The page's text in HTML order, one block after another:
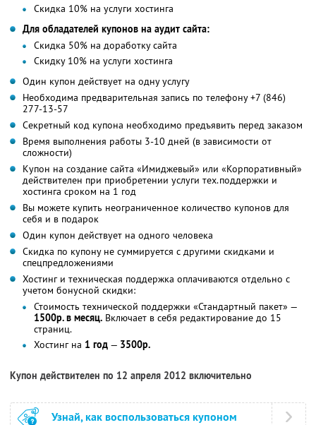
Скидка 10% на услуги хостинга
Для обладателей купонов на аудит сайта:
Скидка 50% на доработку сайта
Скидку 10% на услуги хостинга
Один купон действует на одну услугу
Необходима предварительная запись по телефону +7 (846)
277-13-57
Секретный код купона необходимо предъявить перед заказом
Время выполнения работы 3-10 дней (в зависимости от
сложности)
Купон на создание сайта «Имиджевый» или «Корпоративный»
действителен при приобретении услуги тех.поддержки и
хостинга сроком на 1 год
Вы можете купить неограниченное количество купонов для
себя и в подарок
Один купон действует на одного человека
Скидка по купону не суммируется с другими скидками и
спецпредложениями
Хостинг и техническая поддержка оплачиваются отдельно с
учетом бонусной скидки:
Стоимость технической поддержки «Стандартный пакет» —
1500р. в месяц. Включает в себя редактирование до 15
страниц.
Хостинг на 1 год — 3500р.
Купон действителен по 12 апреля 2012 включительно
Узнай, как воспользоваться купоном